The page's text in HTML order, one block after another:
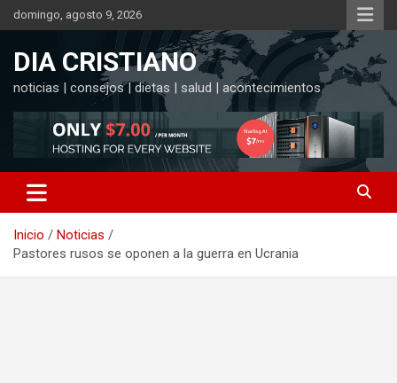
Saltar
al
domingo, agosto 9, 2026
DIA CRISTIANO
noticias | consejos | dietas | salud | acontecimientos
Inicio
Noticias
Pastores rusos se oponen a la guerra en Ucrania